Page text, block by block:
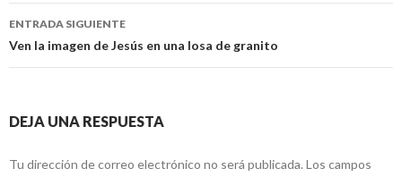
entradas
ENTRADA SIGUIENTE
Ven la imagen de Jesús en una losa de granito
DEJA UNA RESPUESTA
Tu dirección de correo electrónico no será publicada. Los campos